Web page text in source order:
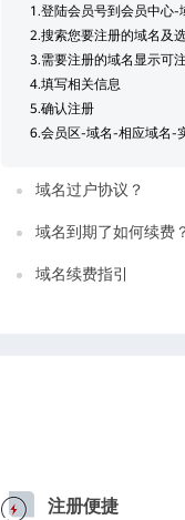
1.登陆会员号到会员中心
2.搜索您要注册的域名及
3.需要注册的域名显示可
4.填写相关信息
5.确认注册
6.会员区-域名-相应域名-
域名过户协议？
域名到期了如何续费
域名续费指引
注册便捷